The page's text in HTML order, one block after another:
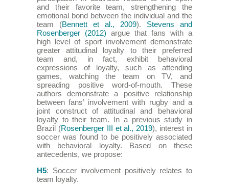
and their favorite team, strengthening the
emotional bond between the individual and the
team (Bennett et al., 2009). Stevens and
Rosenberger (2012) argue that fans with a
high level of sport involvement demonstrate
greater attitudinal loyalty to their preferred
team and, in fact, exhibit behavioral
expressions of loyalty, such as attending
games, watching the team on TV, and
spreading positive word-of-mouth. These
authors demonstrate a positive relationship
between fans’ involvement with rugby and a
joint construct of attitudinal and behavioral
loyalty to their team. In a previous study in
Brazil (Rosenberger III et al., 2019), interest in
soccer was found to be positively associated
with behavioral loyalty. Based on these
antecedents, we propose:
H5: Soccer involvement positively relates to
team loyalty.